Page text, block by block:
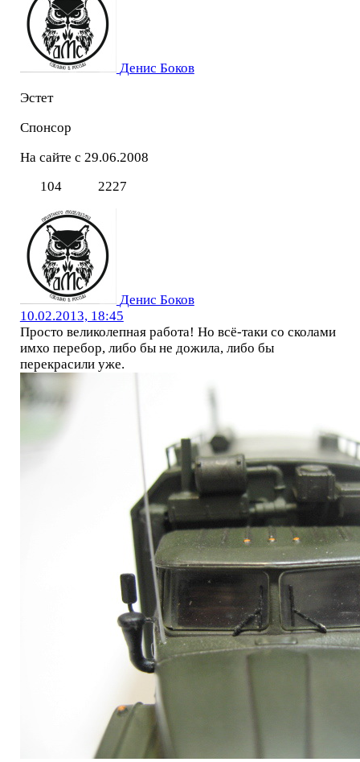
Денис Боков
Эстет
Спонсор
На сайте с 29.06.2008
104
2227
Денис Боков
10.02.2013, 18:45
Просто великолепная работа! Но всё-таки со сколами
имхо перебор, либо бы не дожила, либо бы
перекрасили уже.